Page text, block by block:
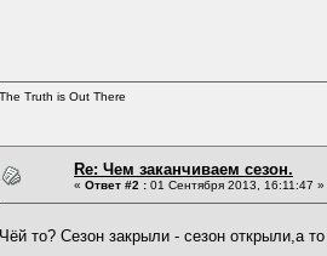
The Truth is Out There
Re: Чем заканчиваем сезон.
« Ответ #2 : 01 Сентября 2013, 16:11:47 »
Чёй то? Сезон закрыли - сезон открыли,а